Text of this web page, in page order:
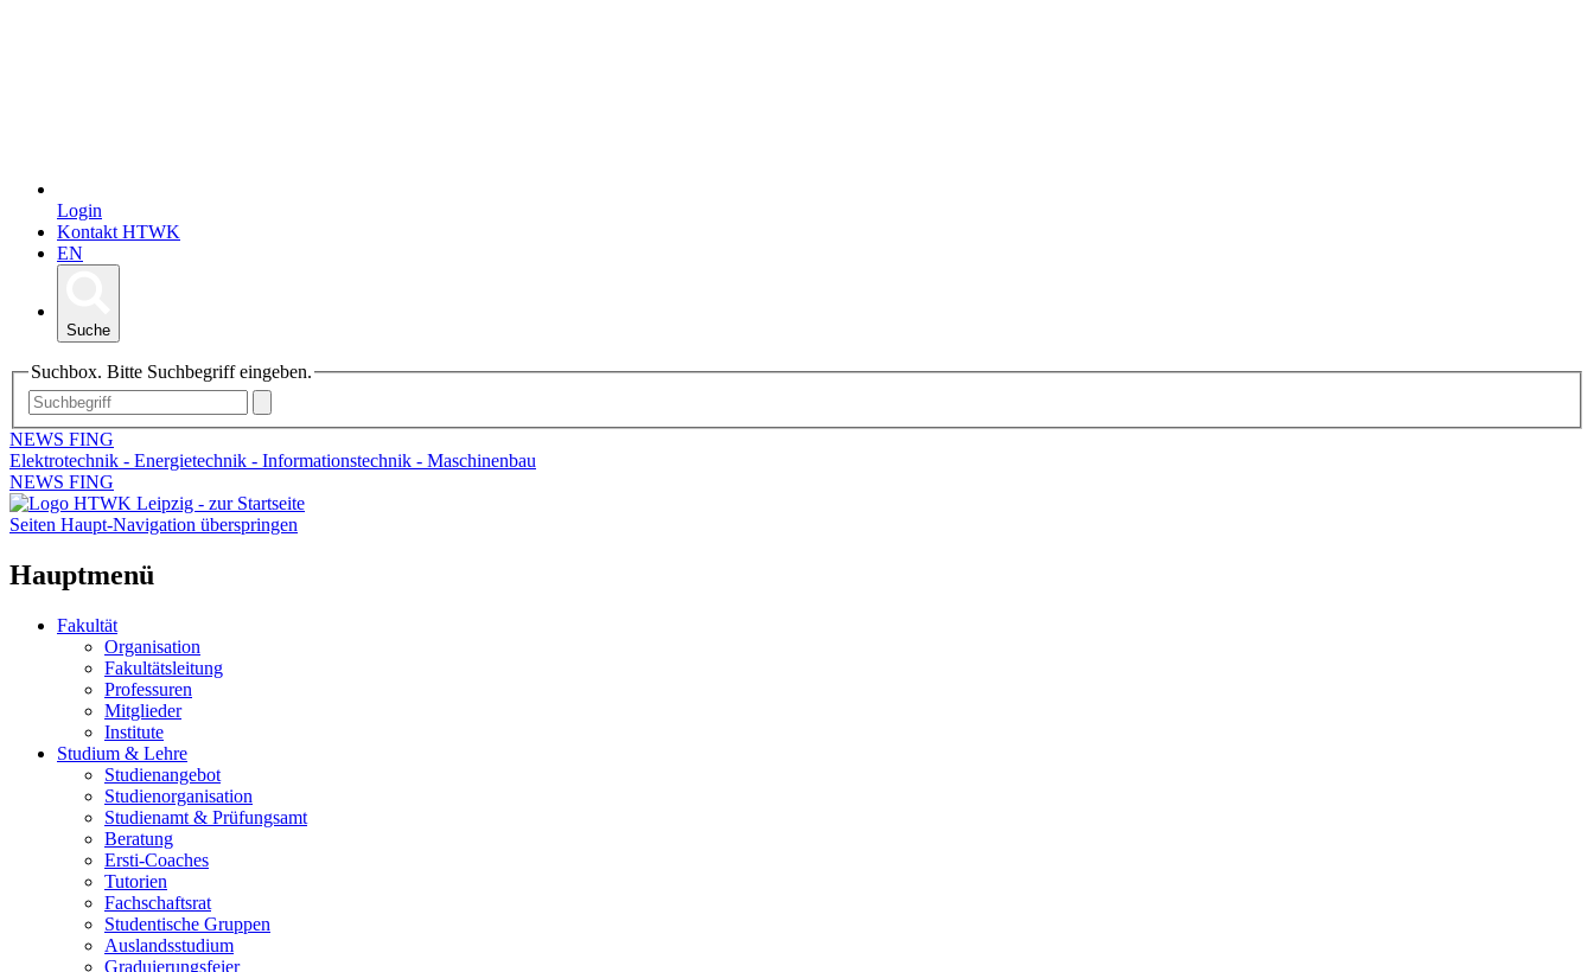
Login
Kontakt HTWK
EN
Suche
Suchbox. Bitte Suchbegriff eingeben.
NEWS FING
Elektrotechnik - Energietechnik - Informationstechnik - Maschinenbau
NEWS FING
Seiten Haupt-Navigation überspringen
Hauptmenü
Fakultät
Organisation
Fakultätsleitung
Professuren
Mitglieder
Institute
Studium & Lehre
Studienangebot
Studienorganisation
Studienamt & Prüfungsamt
Beratung
Ersti-Coaches
Tutorien
Fachschaftsrat
Studentische Gruppen
Auslandsstudium
Graduierungsfeier